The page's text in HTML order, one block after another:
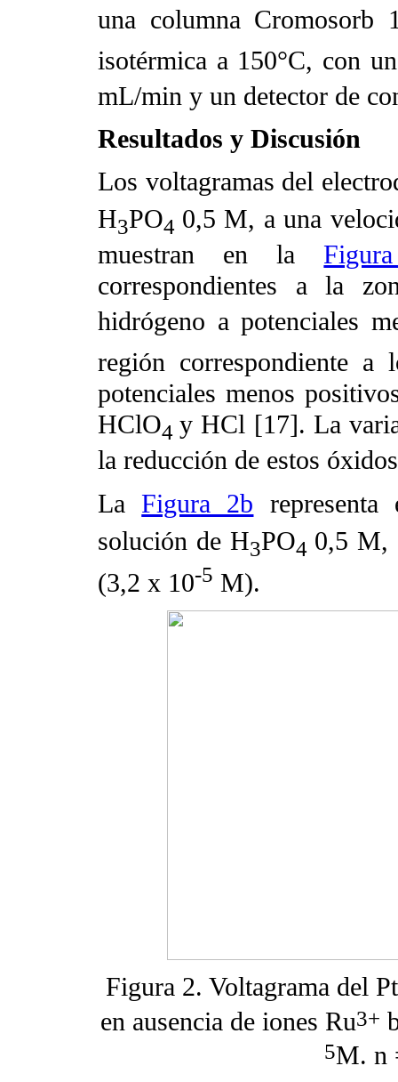
una columna Cromosorb
isotérmica a 150°C, con
mL/min y un detector de
Resultados y Discusión
Los voltagramas del
H3PO4 0,5 M, a una
muestran en la
correspondientes a la
hidrógeno a potenciales
región correspondiente a
potenciales menos
HClO4y HCl [17]. La
la reducción de estos
LaFigura 2b
solución de H3PO4 0,5 M,
(3,2 x 10-5 M).
Figura 2. Voltagrama del
en ausencia de iones Ru3+
5M. n